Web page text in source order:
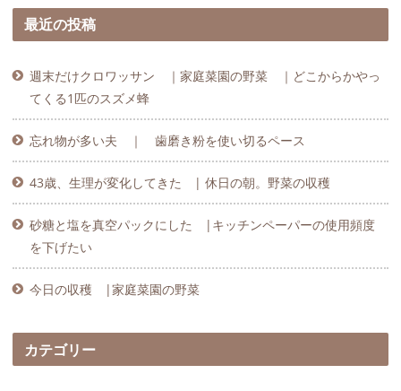
最近の投稿
週末だけクロワッサン ｜家庭菜園の野菜 ｜どこからかやっ
てくる1匹のスズメ蜂
忘れ物が多い夫 ｜ 歯磨き粉を使い切るペース
43歳、生理が変化してきた | 休日の朝。野菜の収穫
砂糖と塩を真空パックにした |キッチンペーパーの使用頻度
を下げたい
今日の収穫 |家庭菜園の野菜
カテゴリー